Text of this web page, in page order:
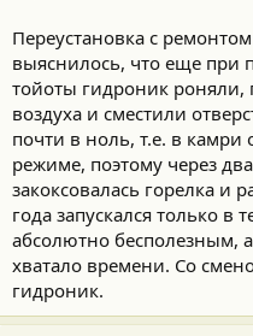
Переустановка с
выяснилось, что еще при
тойоты гидроник роняли,
воздуха и сместили
почти в ноль, т.е. в
режиме, поэтому через
закоксовалась горелка и
года запускался только
абсолютно бесполезным,
хватало времени. Со
гидроник.